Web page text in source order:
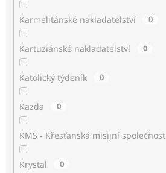
Karmelitánské nakladatelství 0
Kartuziánské nakladatelství 0
Katolický týdeník 0
Kazda 0
KMS - Křesťanská misijní společnost
Krystal 0